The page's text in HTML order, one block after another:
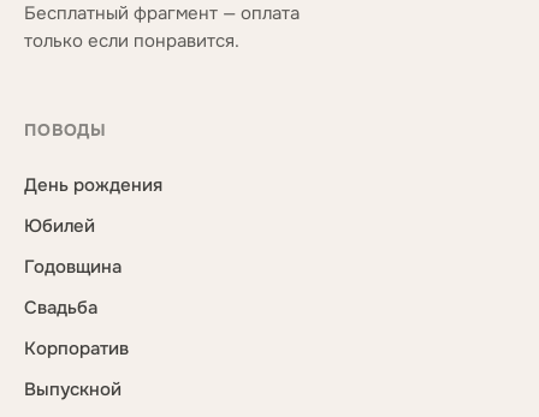
Бесплатный фрагмент — оплата
только если понравится.
ПОВОДЫ
День рождения
Юбилей
Годовщина
Свадьба
Корпоратив
Выпускной